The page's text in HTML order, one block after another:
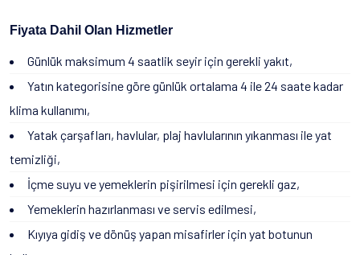
Fiyata Dahil Olan Hizmetler
Günlük maksimum 4 saatlik seyir için gerekli yakıt,
Yatın kategorisine göre günlük ortalama 4 ile 24 saate kadar
klima kullanımı,
Yatak çarşafları, havlular, plaj havlularının yıkanması ile yat
temizliği,
İçme suyu ve yemeklerin pişirilmesi için gerekli gaz,
Yemeklerin hazırlanması ve servis edilmesi,
Kıyıya gidiş ve dönüş yapan misafirler için yat botunun